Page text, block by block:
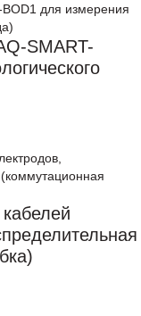
SMART-